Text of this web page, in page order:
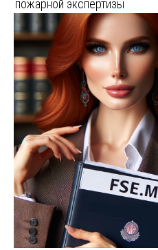
пожарной экспертизы